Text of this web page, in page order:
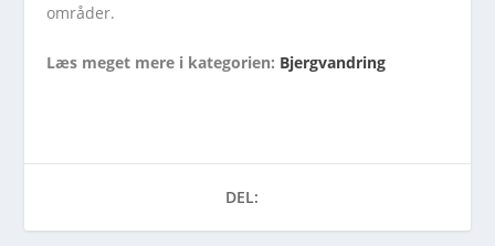
områder.
Læs meget mere i kategorien: Bjergvandring
DEL: